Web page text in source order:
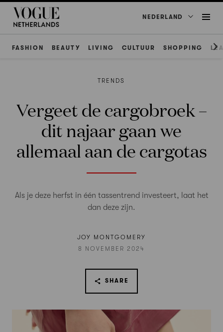
NEDERLAND
FASHION BEAUTY LIVING CULTUUR SHOPPING
TRENDS
Vergeet de cargobroek –
dit najaar gaan we
allemaal aan de cargotas
Als je deze herfst in één tassentrend investeert, laat het
dan deze zijn.
JOY MONTGOMERY
8 NOVEMBER 2024
SHARE